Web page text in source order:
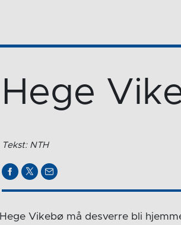
Hege
Tekst: NTH
Hege Vikebø må desverre bli